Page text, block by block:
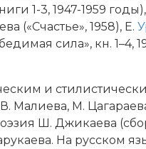
1-3, 1947-1959
(«Сча­стье», 1958), Е.
си­ла», кн. 1–4,
и
Ма­лие­ва, М.
Ш. Джи­кае­ва
На русском